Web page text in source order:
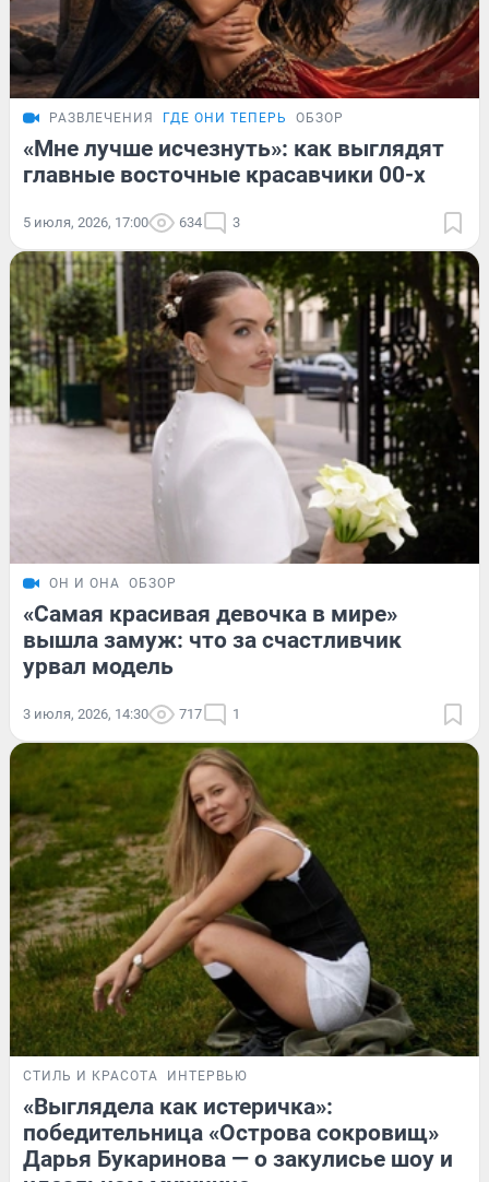
РАЗВЛЕЧЕНИЯ ГДЕ ОНИ ТЕПЕРЬ ОБЗОР
«Мне лучше исчезнуть»: как выглядят
главные восточные красавчики 00-х
5 июля, 2026, 17:00 634 3
ОН И ОНА ОБЗОР
«Самая красивая девочка в мире»
вышла замуж: что за счастливчик
урвал модель
3 июля, 2026, 14:30 717 1
СТИЛЬ И КРАСОТА ИНТЕРВЬЮ
«Выглядела как истеричка»:
победительница «Острова сокровищ»
Дарья Букаринова — о закулисье шоу и